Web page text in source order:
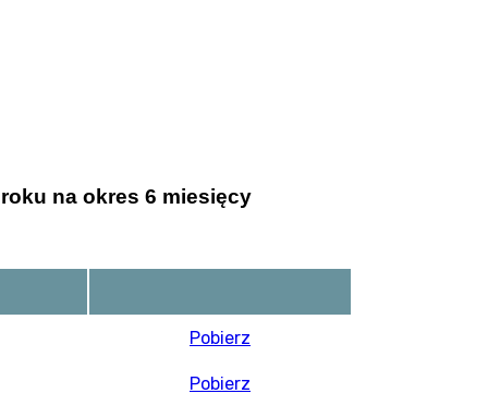
na okres 6 miesięcy
Pobierz
Pobierz